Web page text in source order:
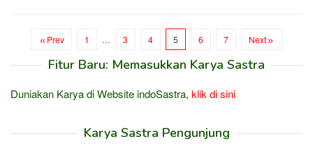
Prev 1 … 3 4 5 6 7 Next
Fitur Baru: Memasukkan Karya Sastra
Duniakan Karya di Website indoSastra, klik di sini
Karya Sastra Pengunjung